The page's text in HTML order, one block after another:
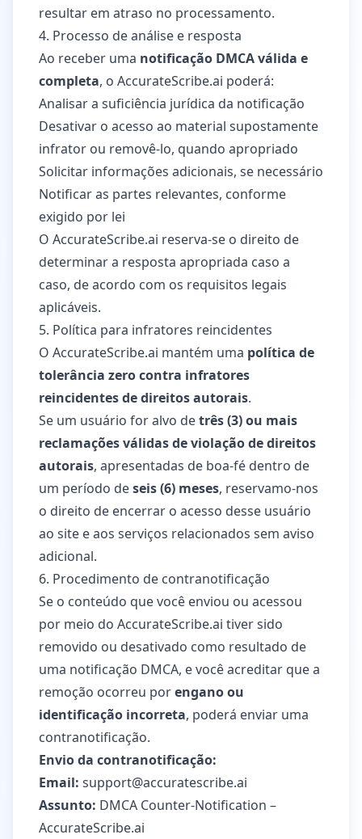
resultar em atraso no processamento.
4. Processo de análise e resposta
Ao receber uma notificação DMCA válida e
completa, o AccurateScribe.ai poderá:
Analisar a suficiência jurídica da notificação
Desativar o acesso ao material supostamente
infrator ou removê-lo, quando apropriado
Solicitar informações adicionais, se necessário
Notificar as partes relevantes, conforme
exigido por lei
O AccurateScribe.ai reserva-se o direito de
determinar a resposta apropriada caso a
caso, de acordo com os requisitos legais
aplicáveis.
5. Política para infratores reincidentes
O AccurateScribe.ai mantém uma política de
tolerância zero contra infratores
reincidentes de direitos autorais.
Se um usuário for alvo detrês (3) ou mais
reclamações válidas de violação de direitos
autorais, apresentadas de boa-fé dentro de
um período deseis (6) meses, reservamo-nos
o direito de encerrar o acesso desse usuário
ao site e aos serviços relacionados sem aviso
adicional.
6. Procedimento de contranotificação
Se o conteúdo que você enviou ou acessou
por meio do AccurateScribe.ai tiver sido
removido ou desativado como resultado de
uma notificação DMCA, e você acreditar que a
remoção ocorreu porengano ou
identificação incorreta, poderá enviar uma
contranotificação.
Envio da contranotificação:
Email: support@accuratescribe.ai
Assunto: DMCA Counter-Notification –
AccurateScribe.ai